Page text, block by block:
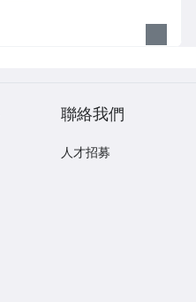
聯絡我們
人才招募